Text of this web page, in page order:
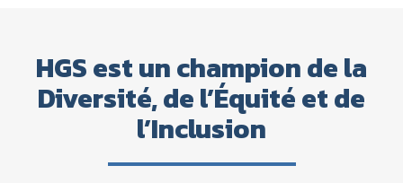
HGS est un champion de la
Diversité, de l’Équité et de
l’Inclusion